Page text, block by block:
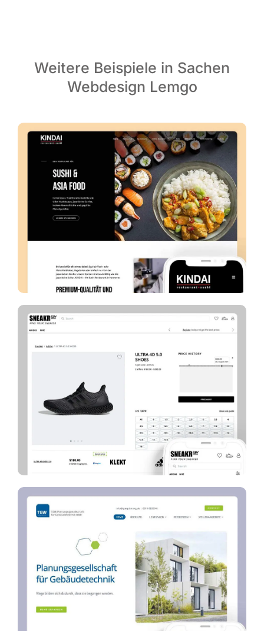
Weitere Beispiele in Sachen
Webdesign Lemgo